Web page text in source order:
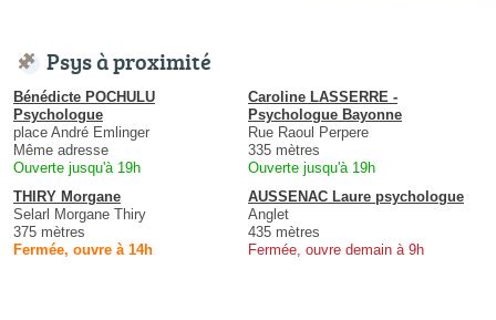
Psys à proximité
Bénédicte POCHULU
Psychologue
place André Emlinger
Même adresse
Ouverte jusqu'à 19h
Caroline LASSERRE -
Psychologue Bayonne
Rue Raoul Perpere
335 mètres
Ouverte jusqu'à 19h
THIRY Morgane
Selarl Morgane Thiry
375 mètres
Fermée, ouvre à 14h
AUSSENAC Laure psychologue
Anglet
435 mètres
Fermée, ouvre demain à 9h